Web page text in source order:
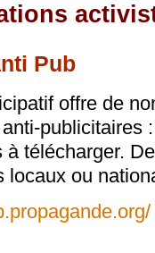
Pub
offre de
publicitaires
à télécharger.
locaux ou